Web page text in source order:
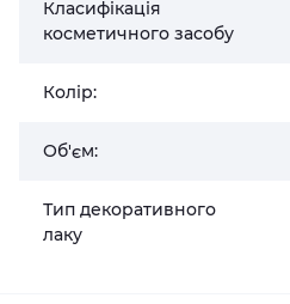
Класифікація
косметичного засобу
Колір:
Об'єм:
Тип декоративного
лаку